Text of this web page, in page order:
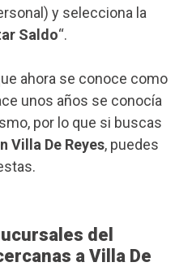
y selecciona la
Saldo“.
ahora se conoce como
unos años se conocía
por lo que si buscas
Villa De Reyes, puedes
del
a Villa De